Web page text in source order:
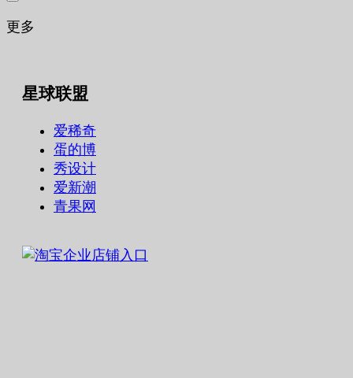
更多
星球联盟
爱稀奇
蛋的博
秀设计
爱新潮
青果网